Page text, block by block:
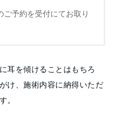
予約を受付にてお取り
耳を傾けることはもちろ
け、施術内容に納得いただ
。